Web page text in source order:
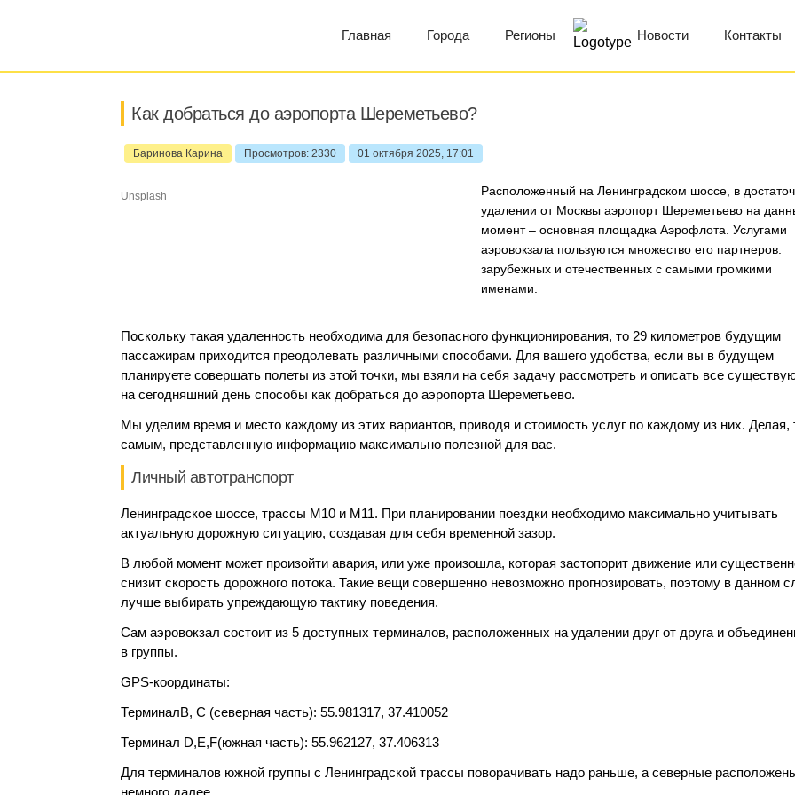
Главная Города Регионы Новости Контакты
Как добраться до аэропорта Шереметьево?
Баринова Карина Просмотров: 2330 01 октября 2025, 17:01
Unsplash
Расположенный на Ленинградском шоссе, в
удалении от Москвы аэропорт Шереметьево на
момент – основная площадка Аэрофлота. Услугами
аэровокзала пользуются множество его партнеров:
зарубежных и отечественных с самыми громкими
именами.
Поскольку такая удаленность необходима для безопасного функционирования, то 29 километров будущим
пассажирам приходится преодолевать различными способами. Для вашего удобства, если вы в будущем
планируете совершать полеты из этой точки, мы взяли на себя задачу рассмотреть и описать все
на сегодняшний день способы как добраться до аэропорта Шереметьево.
Мы уделим время и место каждому из этих вариантов, приводя и стоимость услуг по каждому из них. Делая,
самым, представленную информацию максимально полезной для вас.
Личный автотранспорт
Ленинградское шоссе, трассы М10 и М11. При планировании поездки необходимо максимально учитывать
актуальную дорожную ситуацию, создавая для себя временной зазор.
В любой момент может произойти авария, или уже произошла, которая застопорит движение или
снизит скорость дорожного потока. Такие вещи совершенно невозможно прогнозировать, поэтому в данном
лучше выбирать упреждающую тактику поведения.
Сам аэровокзал состоит из 5 доступных терминалов, расположенных на удалении друг от друга и
в группы.
GPS-координаты:
ТерминалB, C (северная часть): 55.981317, 37.410052
Терминал D,E,F(южная часть): 55.962127, 37.406313
Для терминалов южной группы с Ленинградской трассы поворачивать надо раньше, а северные
немного далее.